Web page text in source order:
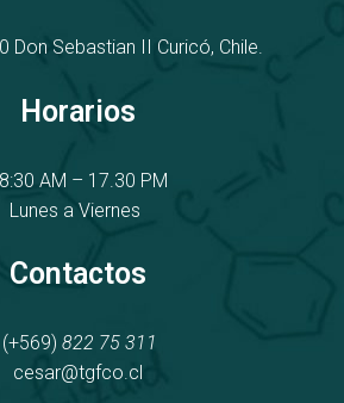
Don Sebastian II Curicó, Chile.
Horarios
AM – 17.30 PM
Lunes a Viernes
Contactos
(+569) 822 75 311
cesar@tgfco.cl